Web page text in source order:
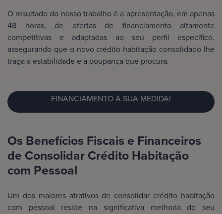
O resultado do nosso trabalho é a apresentação, em apenas
48 horas, de ofertas de financiamento altamente
competitivas e adaptadas ao seu perfil específico,
assegurando que o novo crédito habitação consolidado lhe
traga a estabilidade e a poupança que procura.
FINANCIAMENTO À SUA MEDIDA!
Os Benefícios Fiscais e Financeiros
de Consolidar Crédito Habitação
com Pessoal
Um dos maiores atrativos de consolidar crédito habitação
com pessoal reside na significativa melhoria do seu